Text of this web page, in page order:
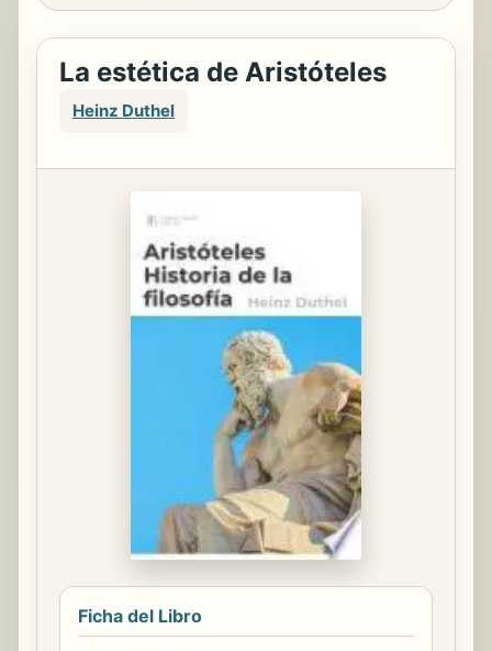
La estética de Aristóteles
Heinz Duthel
Ficha del Libro